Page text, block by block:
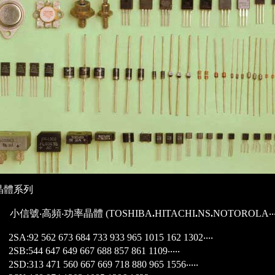
體系列
小信號‧高頻‧功率晶體 (TOSHIBA.HITACHI.NS.
2SA:92 562 673 684 733 933 965 1015 162 1302‧‧‧‧
2SB:544 647 649 667 688 857 861 1109‧‧‧‧‧
2SD:313 471 560 667 669 718 880 965 1556‧‧‧‧‧